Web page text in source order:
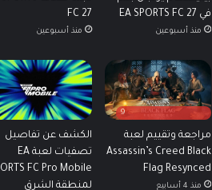
في EA SPORTS FC 27
منذ أسبوعين
FC 27
منذ أسبوعين
9
مراجعة وتقييم لعبة
Assassin’s Creed Black
Flag Resynced
منذ 4 أسابيع
الكشف عن تفاصيل
تصفيات لعبة EA
FC Pro Mobile
لمنطقة الشرق